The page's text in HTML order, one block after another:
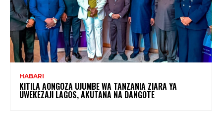
HABARI
KITILA AONGOZA UJUMBE WA TANZANIA ZIARA YA
UWEKEZAJI LAGOS, AKUTANA NA DANGOTE